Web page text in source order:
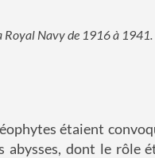
Royal Navy de 1916 à 1941.
étaient
abysses, dont le rôle